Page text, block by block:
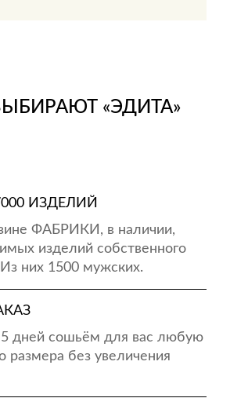
«ЭДИТА»
ИЗДЕЛИЙ
ФАБРИКИ, в наличии,
изделий собственного
них 1500 мужских.
5 дней сошьём для вас любую
размера без увеличения